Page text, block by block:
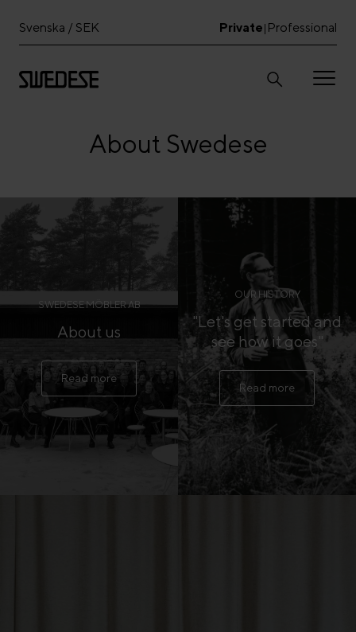
Svenska / SEK Private| Professional
About Swedese
SWEDESE MÖBLER AB
About us
Read more
OUR HISTORY
"Let's get started and
see how it goes"
Read more